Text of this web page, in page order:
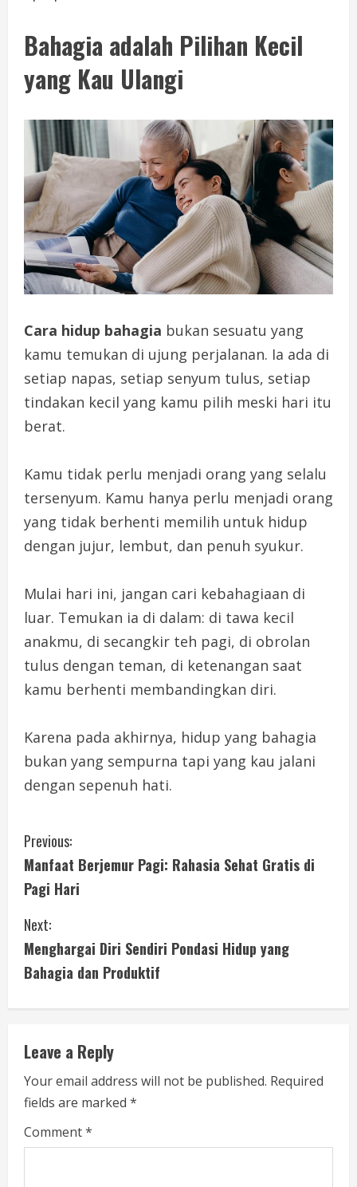
Bahagia adalah Pilihan Kecil
yang Kau Ulangi
Cara hidup bahagia bukan sesuatu yang
kamu temukan di ujung perjalanan. Ia ada di
setiap napas, setiap senyum tulus, setiap
tindakan kecil yang kamu pilih meski hari itu
berat.
Kamu tidak perlu menjadi orang yang selalu
tersenyum. Kamu hanya perlu menjadi orang
yang tidak berhenti memilih untuk hidup
dengan jujur, lembut, dan penuh syukur.
Mulai hari ini, jangan cari kebahagiaan di
luar. Temukan ia di dalam: di tawa kecil
anakmu, di secangkir teh pagi, di obrolan
tulus dengan teman, di ketenangan saat
kamu berhenti membandingkan diri.
Karena pada akhirnya, hidup yang bahagia
bukan yang sempurna tapi yang kau jalani
dengan sepenuh hati.
C
o
n
t
i
n
u
e
R
e
Previous:
Manfaat Berjemur Pagi: Rahasia Sehat Gratis di
Pagi Hari
Next:
Menghargai Diri Sendiri Pondasi Hidup yang
Bahagia dan Produktif
Leave a Reply
Your email address will not be published. Required
fields are marked *
Comment*